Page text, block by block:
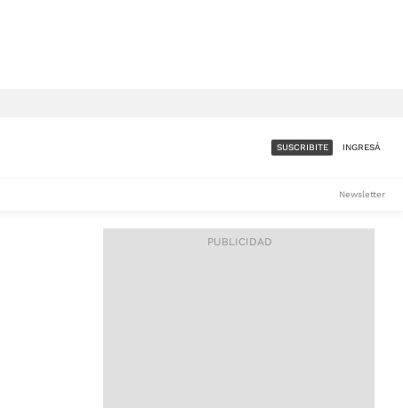
ACCESO FULL - $1.800/MES
SUSCRIBITE INGRESÁ
Newsletter